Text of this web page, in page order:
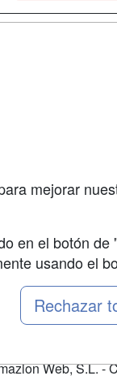
Web, S.L. -
mejorar
en el botón
usando el
Rechazar